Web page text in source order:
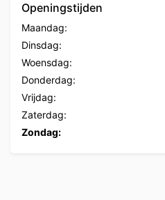
Openingstijden
Maandag:
Dinsdag:
Woensdag:
Donderdag:
Vrijdag:
Zaterdag:
Zondag: